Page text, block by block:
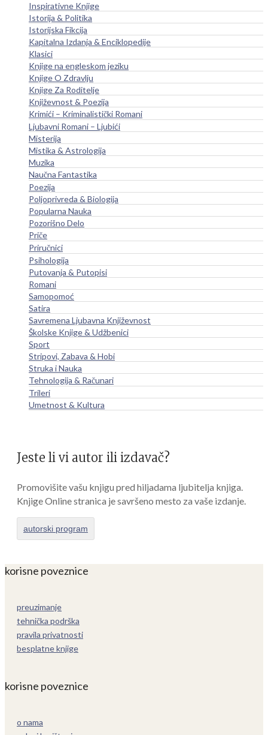
Inspirativne Knjige
Istorija & Politika
Istorijska Fikcija
Kapitalna Izdanja & Enciklopedije
Klasici
Knjige na engleskom jeziku
Knjige O Zdravlju
Knjige Za Roditelje
Književnost & Poezija
Krimići – Kriminalistički Romani
Ljubavni Romani – Ljubići
Misterija
Mistika & Astrologija
Muzika
Naučna Fantastika
Poezija
Poljoprivreda & Biologija
Popularna Nauka
Pozorišno Delo
Priče
Priručnici
Psihologija
Putovanja & Putopisi
Romani
Samopomoć
Satira
Savremena Ljubavna Književnost
Školske Knjige & Udžbenici
Sport
Stripovi, Zabava & Hobi
Struka i Nauka
Tehnologija & Računari
Trileri
Umetnost & Kultura
Jeste li vi autor ili izdavač?
Promovišite vašu knjigu pred hiljadama ljubitelja knjiga.
Knjige Online stranica je savršeno mesto za vaše izdanje.
autorski program
korisne poveznice
preuzimanje
tehnička podrška
pravila privatnosti
besplatne knjige
korisne poveznice
o nama